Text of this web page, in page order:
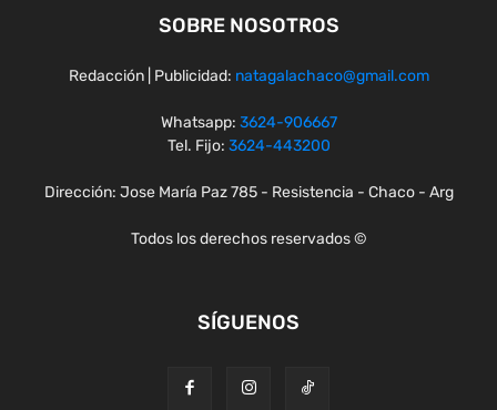
SOBRE NOSOTROS
Redacción | Publicidad: natagalachaco@gmail.com
Whatsapp: 3624-906667
Tel. Fijo: 3624-443200
Dirección: Jose María Paz 785 - Resistencia - Chaco - Arg
Todos los derechos reservados ©
SÍGUENOS